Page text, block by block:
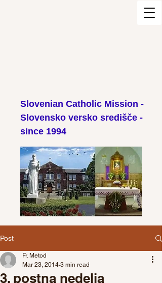
Slovenian Catholic Mission -
Slovensko versko središče -
since 1994
Post
3. postna nedelja
Fr. Metod
Mar 23, 2014 3 min read